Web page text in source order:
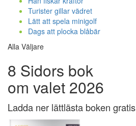
Turister gillar vädret
Lätt att spela minigolf
Dags att plocka blåbär
Alla Väljare
8 Sidors bok
om valet 2026
Ladda ner lättlästa boken gratis